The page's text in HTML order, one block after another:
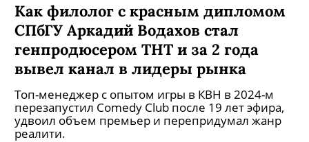
Как филолог с красным дипломом
СПбГУ Аркадий Водахов стал
генпродюсером ТНТ и за 2 года
вывел канал в лидеры рынка
Топ-менеджер с опытом игры в КВН в 2024-м
перезапустил Comedy Club после 19 лет эфира,
удвоил объем премьер и перепридумал жанр
реалити.